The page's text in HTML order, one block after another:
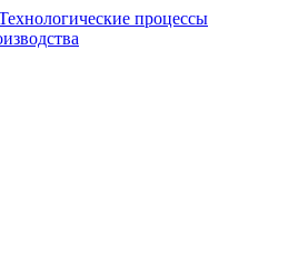
процессы